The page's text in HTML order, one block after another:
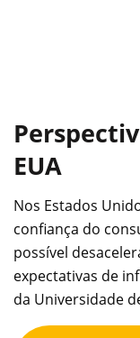
EUA
Nos Estados
confiança do
possível
expectativas de
da Universidade